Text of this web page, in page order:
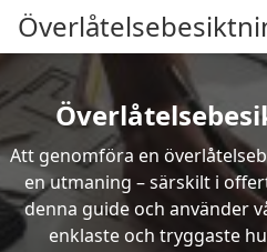
Att genomföra en
en utmaning – särskilt i
denna guide och använder
enklaste och tryggaste